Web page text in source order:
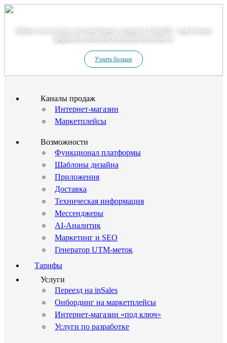
inSales стал частью системы бизнес-сервисов. Сбер2В – еще больше
цифровых решений для развития бизнеса!
Узнать больше
Каналы продаж
Интернет-магазин
Маркетплейсы
Возможности
Функционал платформы
Шаблоны дизайна
Приложения
Доставка
Техническая информация
Мессенджеры
AI-Аналитик
Маркетинг и SEO
Генератор UTM-меток
Тарифы
Услуги
Переезд на inSales
Онбординг на маркетплейсы
Интернет-магазин «под ключ»
Услуги по разработке